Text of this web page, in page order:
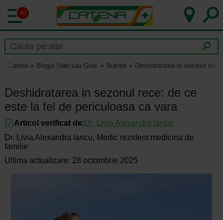
40
Catena Blogul Slab sau Gras Nutritie Deshidratarea in sezonul
Deshidratarea in sezonul rece: de ce
este la fel de periculoasa ca vara
Articol verificat de: Dr.
Livia Alexandra Iancu
Dr. Livia Alexandra Iancu, Medic rezident medicina de
familie
Ultima actualizare: 28 octombrie 2025